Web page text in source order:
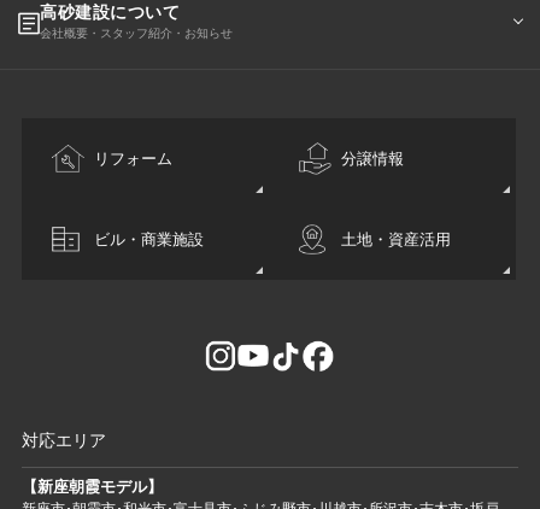
高砂建設について
会社概要・スタッフ紹介・お知らせ
リフォーム 分譲情報
ビル・商業施設 土地・資産活用
対応エリア
【新座朝霞モデル】